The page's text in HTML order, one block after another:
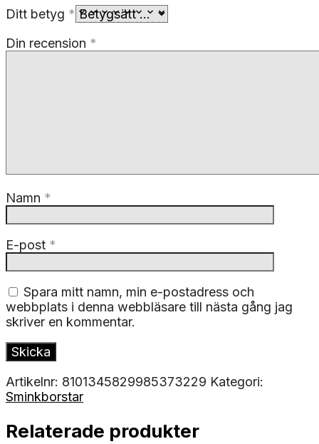
Ditt betyg *
Din recension *
Namn *
E-post *
Spara mitt namn, min e-postadress och
webbplats i denna webbläsare till nästa gång jag
skriver en kommentar.
Artikelnr: 8101345829985373229 Kategori:
Sminkborstar
Relaterade produkter